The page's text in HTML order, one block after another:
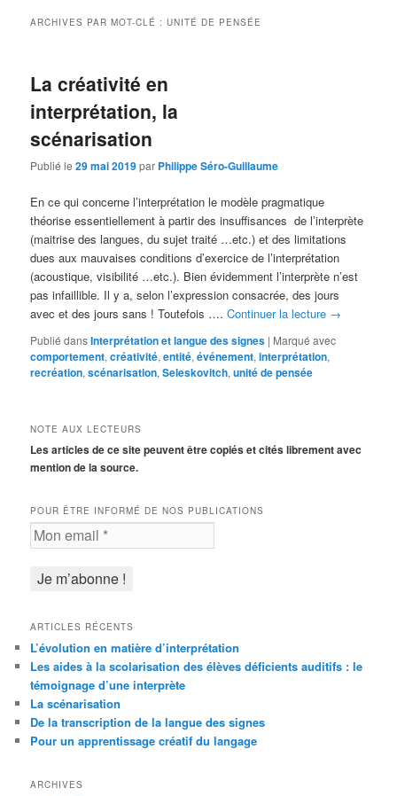
principal
secondaire
ARCHIVES PAR MOT-CLÉ :UNITÉ DE PENSÉE
La créativité en
interprétation, la
scénarisation
Publié le29 mai 2019par Philippe Séro-Guillaume
En ce qui concerne l’interprétation le modèle pragmatique
théorise essentiellement à partir des insuffisances de l’interprète
(maitrise des langues, du sujet traité …etc.) et des limitations
dues aux mauvaises conditions d’exercice de l’interprétation
(acoustique, visibilité …etc.). Bien évidemment l’interprète n’est
pas infaillible. Il y a, selon l’expression consacrée, des jours
avec et des jours sans ! Toutefois ….Continuer la lecture →
Publié dansInterprétation et langue des signes | Marqué avec
comportement,créativité,entité,événement,interprétation,
recréation,scénarisation,Seleskovitch,unité de pensée
NOTE AUX LECTEURS
Les articles de ce site peuvent être copiés et cités librement avec
mention de la source.
POUR ÊTRE INFORMÉ DE NOS PUBLICATIONS
ARTICLES RÉCENTS
L’évolution en matière d’interprétation
Les aides à la scolarisation des élèves déficients auditifs : le
témoignage d’une interprète
La scénarisation
De la transcription de la langue des signes
Pour un apprentissage créatif du langage
ARCHIVES